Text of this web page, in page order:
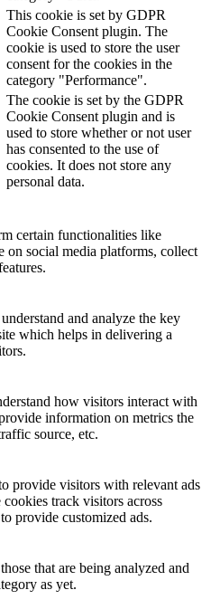
This cookie is set by GDPR
Cookie Consent plugin. The
cookie is used to store the user
consent for the cookies in the
category "Performance".
The cookie is set by the GDPR
Cookie Consent plugin and is
used to store whether or not user
has consented to the use of
cookies. It does not store any
personal data.
certain functionalities like
on social media platforms, collect
and analyze the key
which helps in delivering a
how visitors interact with
information on metrics the
source, etc.
provide visitors with relevant ads
track visitors across
provide customized ads.
that are being analyzed and
as yet.